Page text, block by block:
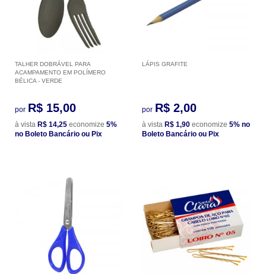
TALHER DOBRÁVEL PARA
ACAMPAMENTO EM POLÍMERO
BÉLICA - VERDE
por R$ 15,00
à vista R$ 14,25 economize 5%
no Boleto Bancário ou Pix
LÁPIS GRAFITE
por R$ 2,00
à vista R$ 1,90 economize 5% no
Boleto Bancário ou Pix